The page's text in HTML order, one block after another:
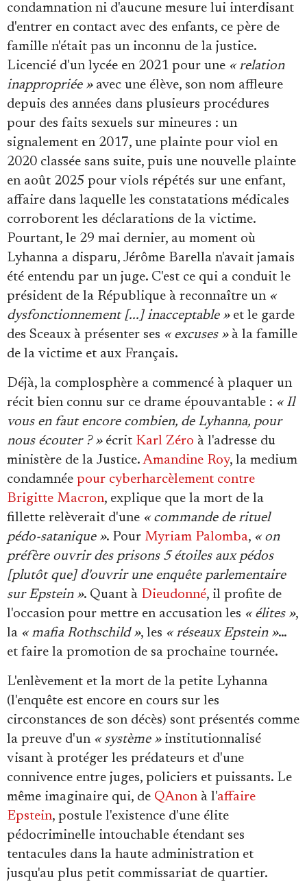
condamnation ni d'aucune mesure lui interdisant
d'entrer en contact avec des enfants, ce père de
famille n'était pas un inconnu de la justice.
Licencié d'un lycée en 2021 pour une « relation
inappropriée »avec une élève, son nom affleure
depuis des années dans plusieurs procédures
pour des faits sexuels sur mineures : un
signalement en 2017, une plainte pour viol en
2020 classée sans suite, puis une nouvelle plainte
en août 2025 pour viols répétés sur une enfant,
affaire dans laquelle les constatations médicales
corroborent les déclarations de la victime.
Pourtant, le 29 mai dernier, au moment où
Lyhanna a disparu, Jérôme Barella n'avait jamais
été entendu par un juge. C'est ce qui a conduit le
président de la République à reconnaître un «
dysfonctionnement [...] inacceptable »et le garde
des Sceaux à présenter ses « excuses »à la famille
de la victime et aux Français.
Déjà, la complosphère a commencé à plaquer un
récit bien connu sur ce drame épouvantable : « Il
vous en faut encore combien, de Lyhanna, pour
nous écouter ? »écrit Karl Zéro à l'adresse du
ministère de la Justice. Amandine Roy, la medium
condamnée pour cyberharcèlement contre
Brigitte Macron, explique que la mort de la
fillette relèverait d'une « commande de rituel
pédo-satanique ». Pour Myriam Palomba, « on
préfère ouvrir des prisons 5 étoiles aux pédos
[plutôt que] d'ouvrir une enquête parlementaire
sur Epstein ». Quant à Dieudonné, il profite de
l'occasion pour mettre en accusation les « élites »,
la « mafia Rothschild », les « réseaux Epstein »…
et faire la promotion de sa prochaine tournée.
L'enlèvement et la mort de la petite Lyhanna
(l'enquête est encore en cours sur les
circonstances de son décès) sont présentés comme
la preuve d'un « système »institutionnalisé
visant à protéger les prédateurs et d'une
connivence entre juges, policiers et puissants. Le
même imaginaire qui, de QAnonà l'affaire
Epstein, postule l'existence d'une élite
pédocriminelle intouchable étendant ses
tentacules dans la haute administration et
jusqu'au plus petit commissariat de quartier.